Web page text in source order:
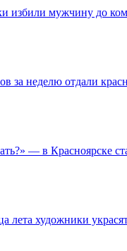
избили мужчину до
за неделю отдали
— в Красноярске
лета художники